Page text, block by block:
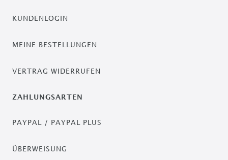
KUNDENLOGIN
MEINE BESTELLUNGEN
VERTRAG WIDERRUFEN
ZAHLUNGSARTEN
PAYPAL / PAYPAL PLUS
ÜBERWEISUNG